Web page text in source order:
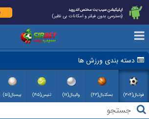
اپلیکیشن سیب بت مختص اندروید
(دسترسی بدون فیلتر و امکانات بی نظیر)
دسته بندی ورزش ها
فوتبال(۳۰۴) بسکتبال(۴۳) والیبال(۱۷) تنیس(۱۹۵) بیسبال(۵۱)